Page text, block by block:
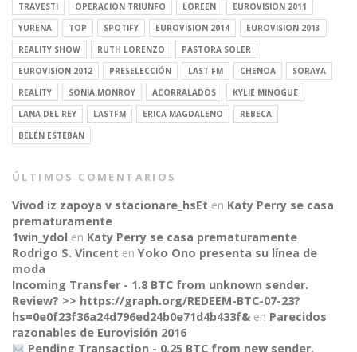
TRAVESTI
OPERACIÓN TRIUNFO LOREEN
EUROVISION 2011
YURENA
TOP SPOTIFY EUROVISION 2014
EUROVISION 2013
REALITY SHOW
RUTH LORENZO
PASTORA SOLER
EUROVISION 2012
PRESELECCIÓN LAST FM CHENOA
SORAYA
REALITY
SONIA MONROY ACORRALADOS
KYLIE MINOGUE
LANA DEL REY
LASTFM ERICA MAGDALENO
REBECA
BELÉN ESTEBAN
ÚLTIMOS COMENTARIOS
Vivod iz zapoya v stacionare_hsEt en Katy Perry se casa
prematuramente
1win_ydol en Katy Perry se casa prematuramente
Rodrigo S. Vincent en Yoko Ono presenta su línea de
moda
Incoming Transfer - 1.8 BTC from unknown sender.
Review? >> https://graph.org/REDEEM-BTC-07-23?
hs=0e0f23f36a24d796ed24b0e71d4b433f& en Parecidos
razonables de Eurovisión 2016
Pending Transaction - 0.25 BTC from new sender.